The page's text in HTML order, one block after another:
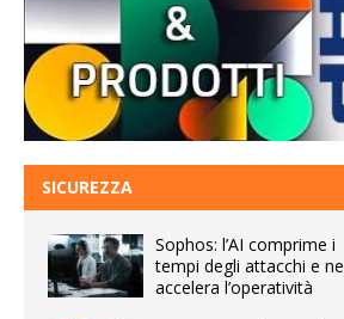
SICUREZZA
Sophos: l’AI comprime i
tempi degli attacchi e ne
accelera l’operatività